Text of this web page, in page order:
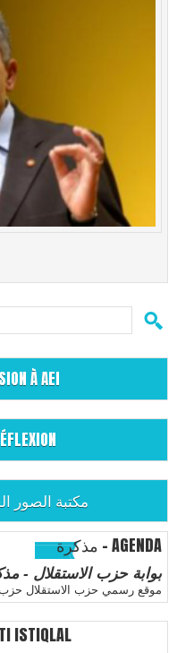
À AEI
مكتبة الصور
مذكرة - AGENDA
بوابة حزب الاستقلال -
موقع رسمي حزب الاستقلال
ISTIQLAL